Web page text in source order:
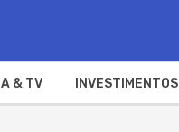
& TV INVESTIMENTOS